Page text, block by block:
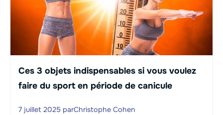
Ces 3 objets indispensables si vous voulez
faire du sport en période de canicule
7 juillet 2025 parChristophe Cohen